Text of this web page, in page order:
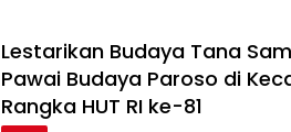
Lestarikan Budaya Tana
Pawai Budaya Paroso di
Rangka HUT RI ke-81